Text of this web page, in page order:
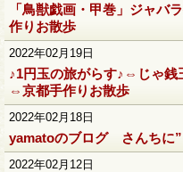
「鳥獣戯画・甲巻」ジ
作りお散歩
2022年02月19日
♪1円玉の旅がらす♪⇔じゃ
⇔京都手作りお散歩
2022年02月18日
yamatoのブログ さんちに”
2022年02月12日